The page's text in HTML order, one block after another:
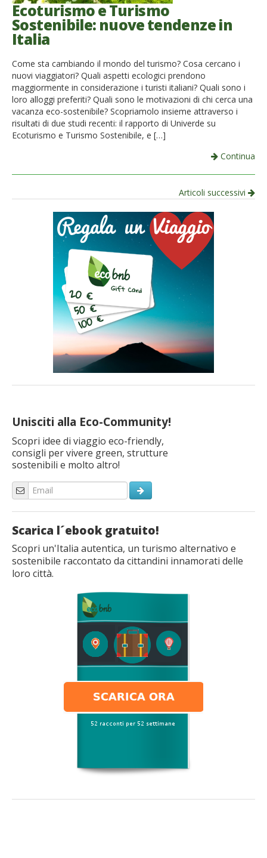
Ecoturismo e Turismo
Sostenibile: nuove tendenze in
Italia
Come sta cambiando il mondo del turismo? Cosa cercano i
nuovi viaggiatori? Quali aspetti ecologici prendono
maggiormente in considerazione i turisti italiani? Quali sono i
loro alloggi preferiti? Quali sono le motivazioni di chi cerca una
vacanza eco-sostenibile? Scopriamolo insieme attraverso i
risultati di due studi recenti: il rapporto di Univerde su
Ecoturismo e Turismo Sostenibile, e […]
Continua
Navigazione
articolo
Articoli successivi
Unisciti alla Eco-Community!
Scopri idee di viaggio eco-friendly,
consigli per vivere green, strutture
sostenibili e molto altro!
Scarica l´ebook gratuito!
Scopri un'Italia autentica, un turismo alternativo e
sostenibile raccontato da cittandini innamorati delle
loro città.